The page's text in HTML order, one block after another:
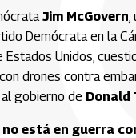
Jim McGovern,
Demócrata en la
Unidos,
drones contra
gobierno de Donald
está en guerra